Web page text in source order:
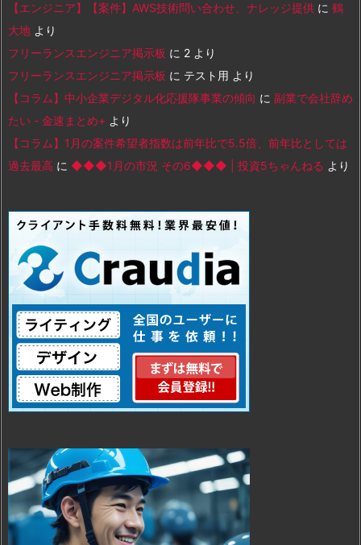
【エンジニア】【案件】AWS技術問い合わせ、ナレッジ提供 に 鶴
大地 より
フリーランスエンジニア掲示板 に 2 より
フリーランスエンジニア掲示板 に テスト用 より
【コラム】中小企業デジタル化応援隊事業の傾向 に 副業で会社辞め
たい - 金速まとめ+ より
【コラム】1月の案件希望者指数は前年比で5.5倍、前年比としては
過去最高 に ◆◆◆1月の市況 その6◆◆◆ | 投資5ちゃんねる より